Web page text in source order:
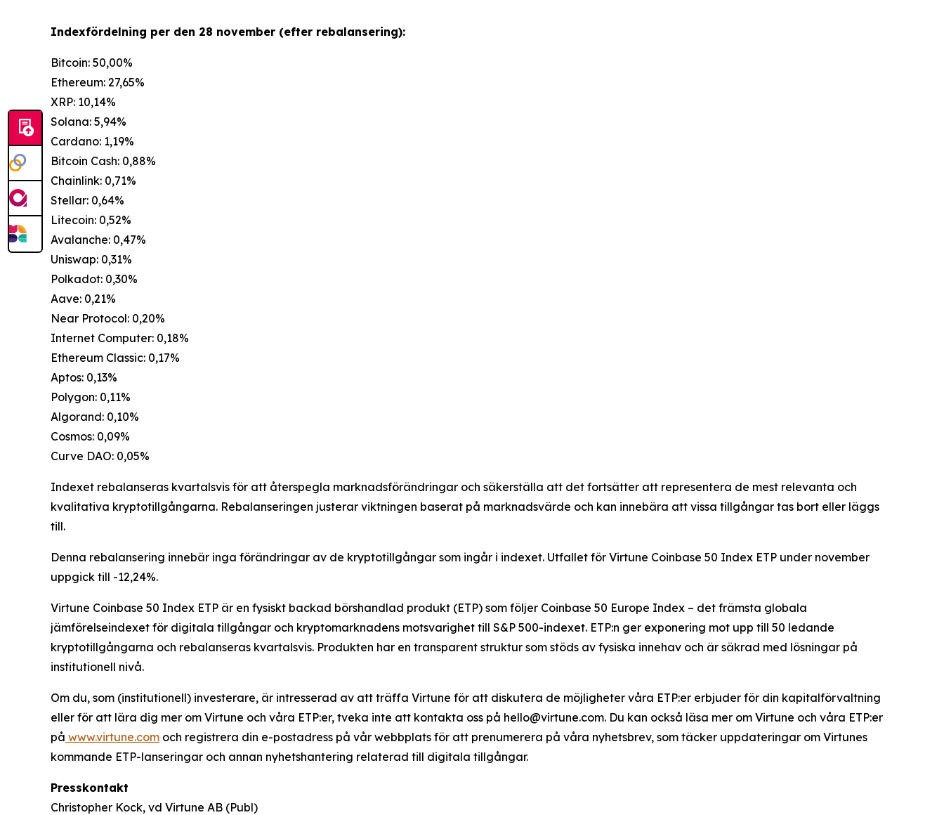
Indexfördelning per den 28 november (efter rebalansering):
Bitcoin: 50,00%
Ethereum: 27,65%
XRP: 10,14%
Solana: 5,94%
Cardano: 1,19%
Bitcoin Cash: 0,88%
Chainlink: 0,71%
Stellar: 0,64%
Litecoin: 0,52%
Avalanche: 0,47%
Uniswap: 0,31%
Polkadot: 0,30%
Aave: 0,21%
Near Protocol: 0,20%
Internet Computer: 0,18%
Ethereum Classic: 0,17%
Aptos: 0,13%
Polygon: 0,11%
Algorand: 0,10%
Cosmos: 0,09%
Curve DAO: 0,05%
Indexet rebalanseras kvartalsvis för att återspegla marknadsförändringar och säkerställa att det fortsätter att representera de mest relevanta och
kvalitativa kryptotillgångarna. Rebalanseringen justerar viktningen baserat på marknadsvärde och kan innebära att vissa tillgångar tas bort eller läggs
till.
Denna rebalansering innebär inga förändringar av de krypto­tillgångar som ingår i indexet. Utfallet för Virtune Coinbase 50 Index ETP under november
uppgick till -12,24%.
Virtune Coinbase 50 Index ETP är en fysiskt backad börshandlad produkt (ETP) som följer Coinbase 50 Europe Index – det främsta globala
jämförelseindexet för digitala tillgångar och kryptomarknadens motsvarighet till S&P 500-indexet. ETP:n ger exponering mot upp till 50 ledande
kryptotillgångarna och rebalanseras kvartalsvis. Produkten har en transparent struktur som stöds av fysiska innehav och är säkrad med lösningar på
institutionell nivå.
Om du, som (institutionell) investerare, är intresserad av att träffa Virtune för att diskutera de möjligheter våra ETP:er erbjuder för din kapitalförvaltning
eller för att lära dig mer om Virtune och våra ETP:er, tveka inte att kontakta oss på hello@virtune.com. Du kan också läsa mer om Virtune och våra ETP:er
på www.virtune.com och registrera din e-postadress på vår webbplats för att prenumerera på våra nyhetsbrev, som täcker uppdateringar om Virtunes
kommande ETP-lanseringar och annan nyhetshantering relaterad till digitala tillgångar.
Presskontakt
Christopher Kock, vd Virtune AB (Publ)